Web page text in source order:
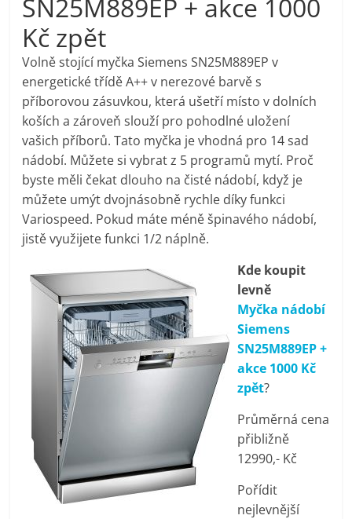
pračky,
televize,
notebooky,
mobilní
telefony,
kávovary,
bazény
Nejlepší
elektronika
porovnání
pračky,
televize,
notebooky,
mobilní
SN25M889EP + akce 1000
Kč zpět
Volně stojící myčka Siemens SN25M889EP v
energetické třídě A++ v nerezové barvě s
příborovou zásuvkou, která ušetří místo v dolních
koších a zároveň slouží pro pohodlné uložení
vašich příborů. Tato myčka je vhodná pro 14 sad
nádobí. Můžete si vybrat z 5 programů mytí. Proč
byste měli čekat dlouho na čisté nádobí, když je
můžete umýt dvojnásobně rychle díky funkci
Variospeed. Pokud máte méně špinavého nádobí,
jistě využijete funkci 1/2 náplně.
Kde koupit
levně
Myčka nádobí
Siemens
SN25M889EP +
akce 1000 Kč
zpět?
Průměrná cena
přibližně
12990,- Kč
Pořídit
nejlevnější